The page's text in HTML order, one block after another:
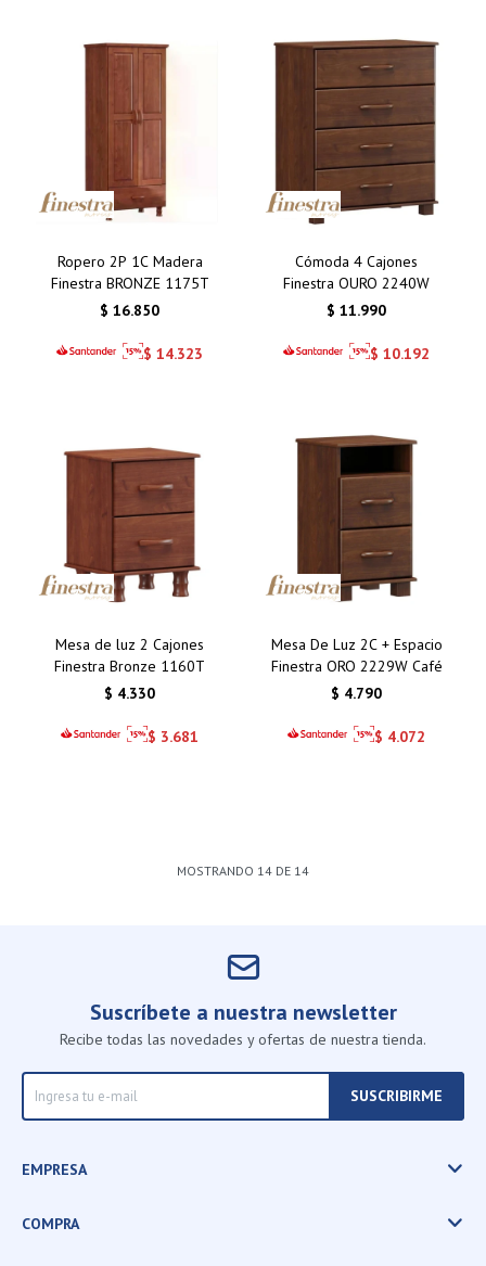
Ropero 2P 1C Madera
Finestra BRONZE 1175T
$ 16.850
$ 14.323
Cómoda 4 Cajones
Finestra OURO 2240W
$ 11.990
$ 10.192
Mesa de luz 2 Cajones
Finestra Bronze 1160T
$ 4.330
$ 3.681
Mesa De Luz 2C + Espacio
Finestra ORO 2229W Café
$ 4.790
$ 4.072
MOSTRANDO 14 DE 14
Suscríbete a nuestra newsletter
Recibe todas las novedades y ofertas de nuestra tienda.
SUSCRIBIRME
EMPRESA
COMPRA